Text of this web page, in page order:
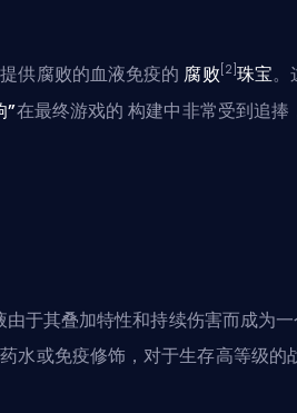
供腐败的血液免疫的腐败 [2] 珠宝。
”在最终游戏的构建中非常受到追捧
由于其叠加特性和持续伤害而成为一
水或免疫修饰，对于生存高等级的